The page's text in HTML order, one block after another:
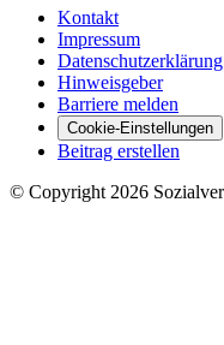
Kontakt
Impressum
Datenschutzerklärung
Hinweisgeber
Barriere melden
Cookie-Einstellungen
Beitrag erstellen
© Copyright 2026